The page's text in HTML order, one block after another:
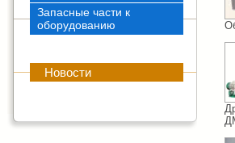
Запасные части к
оборудованию
Новости